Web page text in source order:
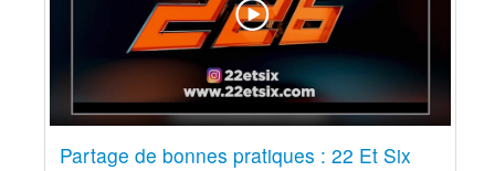
Partage de bonnes pratiques : 22 Et Six